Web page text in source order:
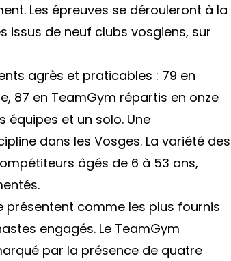
Les épreuves se dérouleront à la
issus de neuf clubs vosgiens, sur
agrès et praticables : 79 en
87 en TeamGym répartis en onze
équipes et un solo. Une
dans les Vosges. La variété des
âgés de 6 à 53 ans,
présentent comme les plus fournis
engagés. Le TeamGym
par la présence de quatre